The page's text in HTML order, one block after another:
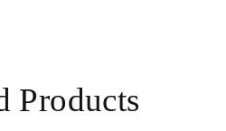
Products